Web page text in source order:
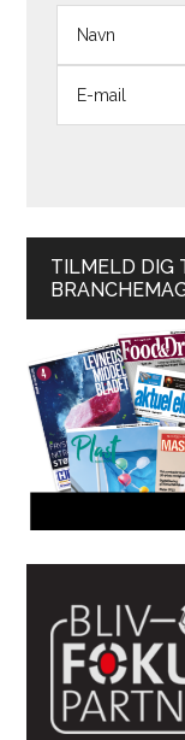
TILMELD DIG